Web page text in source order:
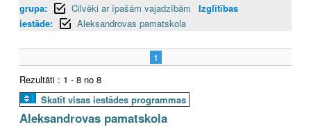
grupa:
Cilvēki ar īpašām vajadzībām
Izglītības
iestāde:
Aleksandrovas pamatskola
1
Rezultāti : 1 - 8 no 8
Skatīt visas iestādes programmas
Aleksandrovas pamatskola